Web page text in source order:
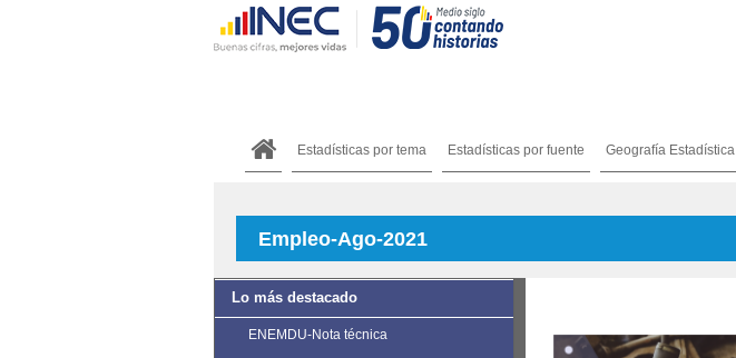
Estadísticas por tema Estadísticas por fuente Geografía Estadística
Empleo-Ago-2021
Lo más destacado
ENEMDU-Nota técnica